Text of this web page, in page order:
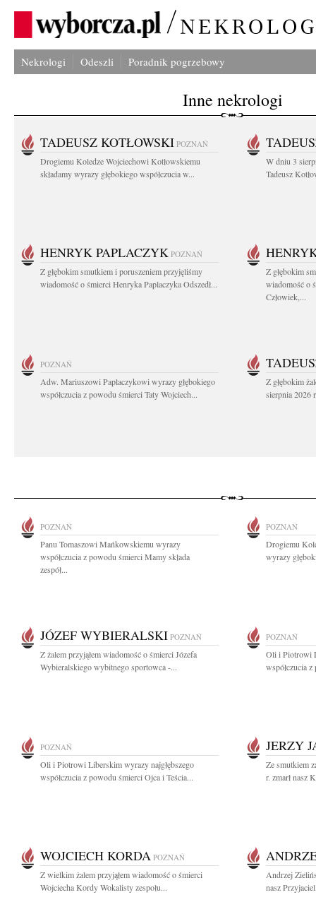
Nekrologi Odeszli Poradnik pogrzebowy
Inne nekrologi
TADEUSZ KOTŁOWSKI POZNAŃ
Drogiemu Koledze Wojciechowi Kotłowskiemu
składamy wyrazy głębokiego współczucia w...
W dniu 3
Tadeusz
HENRYK PAPLACZYK POZNAŃ
Z głębokim smutkiem i poruszeniem przyjęliśmy
wiadomość o śmierci Henryka Paplaczyka Odszedł...
Z głębokim
wiadomość o
Człowiek,...
POZNAŃ
Adw. Mariuszowi Paplaczykowi wyrazy głębokiego
współczucia z powodu śmierci Taty Wojciech...
Z głębokim
sierpnia 2026
POZNAŃ
Panu Tomaszowi Mańkowskiemu wyrazy
współczucia z powodu śmierci Mamy składa
zespół...
POZNAŃ
Drogiemu
wyrazy
JÓZEF WYBIERALSKI POZNAŃ
Z żalem przyjąłem wiadomość o śmierci Józefa
Wybieralskiego wybitnego sportowca -...
POZNAŃ
Oli i Piotrowi
współczucia
POZNAŃ
Oli i Piotrowi Liberskim wyrazy najgłębszego
współczucia z powodu śmierci Ojca i Teścia...
JERZY
Ze smutkiem
r. zmarł nasz
WOJCIECH KORDA POZNAŃ
Z wielkim żalem przyjąłem wiadomość o śmierci
Wojciecha Kordy Wokalisty zespołu...
Andrzej
nasz